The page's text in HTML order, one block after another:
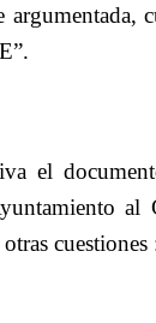
argumentada,
el
al
cuestiones